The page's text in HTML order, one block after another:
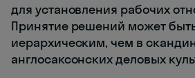
для установления рабочих
Принятие решений может
иерархическим, чем в
англосаксонских деловых